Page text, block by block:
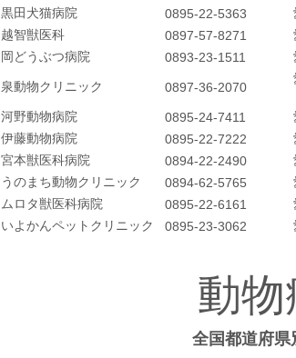
黒田犬猫病院
0895-22-5363
越智獣医科
0897-57-8271
岡どうぶつ病院
0893-23-1511
泉動物クリニック 0897-36-2070
河野動物病院
0895-24-7411
伊藤動物病院
0895-22-7222
宮本獣医科病院
0894-22-2490
うのまち動物クリニック
0894-62-5765
ムロタ獣医科病院
0895-22-6161
いよかんペットクリニック
0895-23-3062
動物
全国都道府